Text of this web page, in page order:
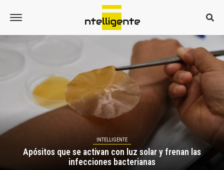
INTELLIGENTE
Apósitos que se activan con luz solar y frenan las
infecciones bacterianas